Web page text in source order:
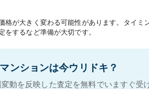
が大きく変わる可能性があります。タイミ
するなど準備が大切です。
ンションは今ウリドキ？
動を反映した査定を無料でいますぐ